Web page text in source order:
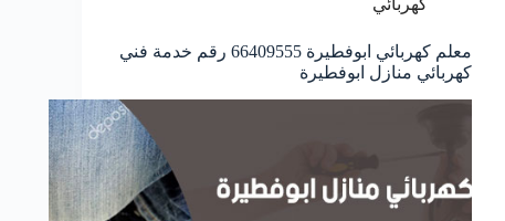
كهربائي
معلم كهربائي ابوفطيرة 66409555 رقم خدمة فني
كهربائي منازل ابوفطيرة